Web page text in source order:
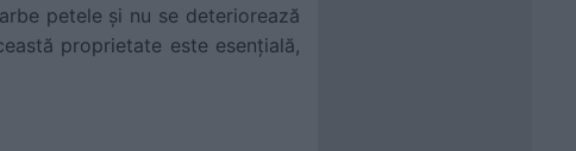
petele și nu se deteriorează
proprietate este esențială,